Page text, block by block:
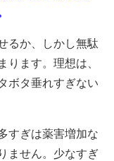
るか、しかし無駄
ります。理想は、
ボタ垂れすぎない
すぎは薬害増加な
ません。少なすぎ